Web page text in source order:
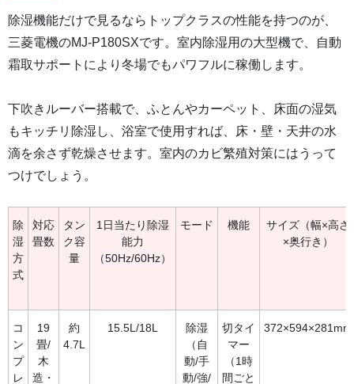
除湿機能だけで見るならトップクラスの性能を持つのが、
三菱電機のMJ-P180SXです。室内除湿用の大型機で、自動
霜取サポートにより冬場でもパワフルに稼働します。
下吹きルーバー搭載で、ふとんやカーペット、床面の湿気
もキッチリ除湿し、浴室で使用すれば、床・壁・天井の水
滴を余さず乾燥させます。室内のカビ繁殖対策にはうって
つけでしょう。
除
湿
方
式
対応
畳数
タン
ク容
量
1日当たり除湿
能力
（50Hz/60Hz）
モード 機能
サイズ（幅×高さ
×奥行き）
コ
ン
プ
レ
19
畳/
木
造・
約
4.7L
15.5L/18L
除湿
（自
動/手
動/強/
切タイ
マー
（1時
間ごと
372×594×281mm